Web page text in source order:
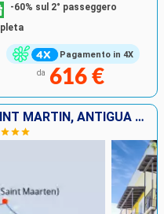
Pagamento in 4X
-60% sul 2° passeggero
da 616 €
PORTORICO, STATI UNITI, SAINT MARTIN, ANTIGUA E BARBUDA, SAINT CROIX, SAN CRISTOFORO E NEVIS